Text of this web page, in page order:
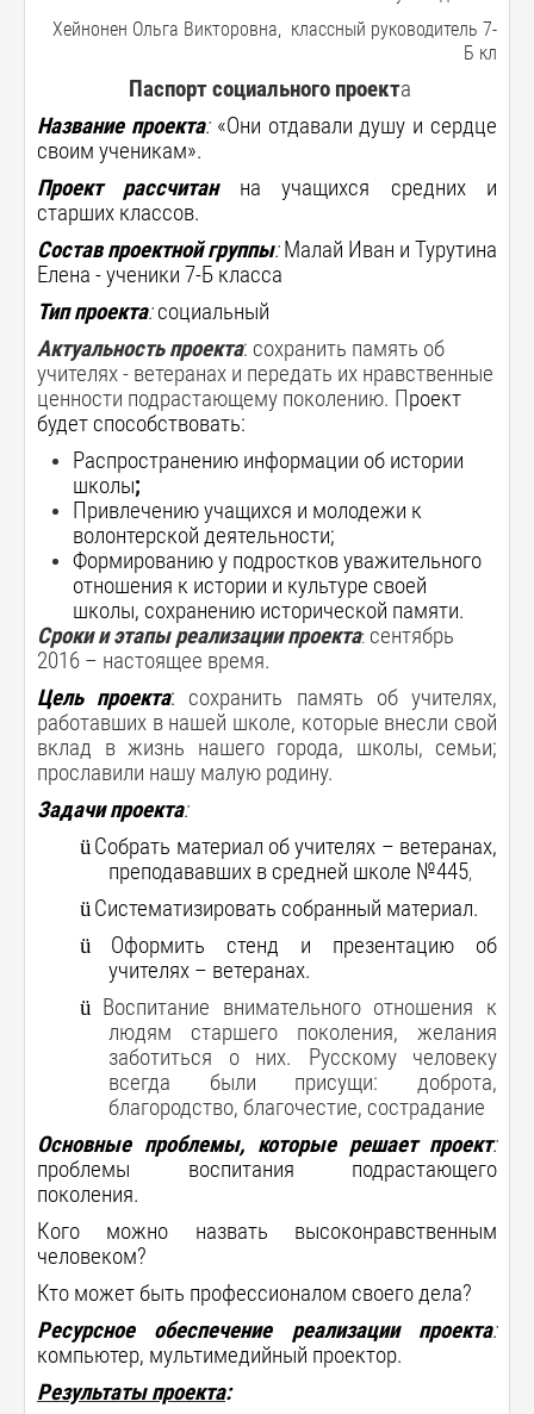
Хейнонен Ольга Викторовна, классный руководитель 7-
Б кл
Паспорт социального проекта
Название проекта:«Они отдавали душу и сердце
своим ученикам».
Проект рассчитанна учащихся средних и
старших классов.
Состав проектной группы:Малай Иван и Турутина
Елена - ученики 7-Б класса
Тип проекта:социальный
Актуальность проекта: сохранить память об
учителях - ветеранах и передать их нравственные
ценности подрастающему поколению. Проект
будет способствовать:
Распространению информации об истории
школы;
Привлечению учащихся и молодежи к
волонтерской деятельности;
Формированию у подростков уважительного
отношения к истории и культуре своей
школы, сохранению исторической памяти.
Сроки и этапы реализации проекта: сентябрь
2016 – настоящее время.
Цель проекта: сохранить память об учителях,
работавших в нашей школе, которые внесли свой
вклад в жизнь нашего города, школы, семьи;
прославили нашу малую родину.
Задачи проекта:
ü Собрать материал об учителях – ветеранах,
преподававших в средней школе №445,
ü Систематизировать собранный материал.
ü
Оформить стенд и презентацию об
учителях – ветеранах.
ü
Воспитание внимательного отношения к
людям старшего поколения, желания
заботиться о них. Русскому человеку
всегда были присущи: доброта,
благородство, благочестие, сострадание
Основные проблемы, которые решает проект:
проблемы воспитания подрастающего
поколения.
Кого можно назвать высоконравственным
человеком?
Кто может быть профессионалом своего дела?
Ресурсное обеспечение реализации проекта:
компьютер, мультимедийный проектор.
Результаты проекта: